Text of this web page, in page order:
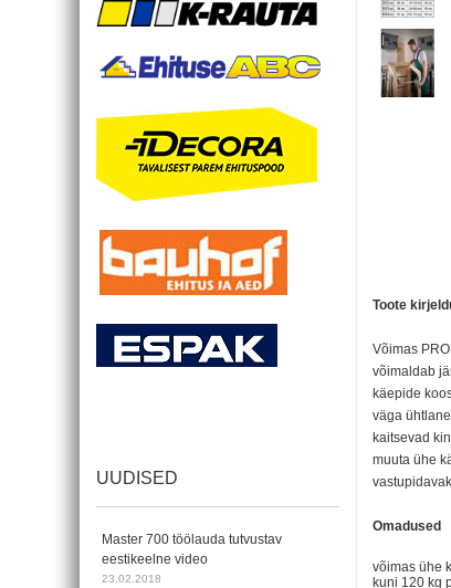
UUDISED
Master 700 töölauda tutvustav
eestikeelne video
23.02.2018
Toote
Võimas
võimaldab
käepide
väga
kaitsevad
muuta ühe
Omadused
võimas ühe
kuni 120 kg